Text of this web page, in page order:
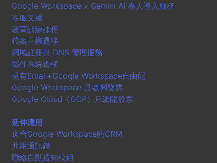
Google Workspace x Gemini AI 專人導入服務
客服支援
教育訓練課程
檔案主機遷移
網域註冊與 DNS 管理服務
郵件系統遷移
現有Email+Google Workspace自由配
Google Workspace 月繳開發票
Google Cloud（GCP）月繳開發票
延伸應用
適合Google Workspace的CRM
共用通訊錄
聯絡自動通知模組